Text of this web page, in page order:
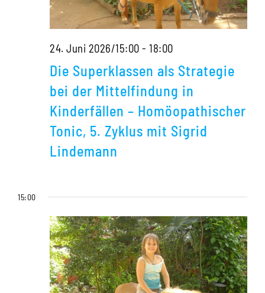
Die Superklassen als Strategie
bei der Mittelfindung in
Kinderfällen – Homöopathischer
Tonic, 5. Zyklus mit Sigrid
Lindemann
24. Juni 2026/15:00 - 18:00
Superklassen
als
Strategie
bei
–
Homöopathischer
Tonic,
5.
15:00